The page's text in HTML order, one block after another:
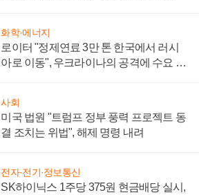
화학·에너지
로이터 "정제연료 3만 톤 한국에서 러시
아로 이동", 우크라이나의 공격에 수요 늘
사회
미국 법원 "트럼프 정부 풍력 프로젝트 동
결 조치는 위법", 해제 명령 내려
전자·전기·정보통신
SK하이닉스 1주당 375원 현금배당 실시,